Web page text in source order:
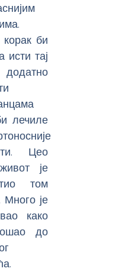
би
исти тај
лечиле
Цео
је
том
Много је
како
до